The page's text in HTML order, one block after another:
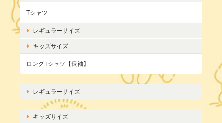
Tシャツ
レギュラーサイズ
キッズサイズ
ロングTシャツ【長袖】
レギュラーサイズ
キッズサイズ